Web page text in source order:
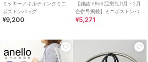
ミッキー／キルティングミニ
ボストンバッグ
¥9,200
【雑誌InRed(宝島社)1月・2月
合併号掲載】ミニボストンバ
ッグ
¥5,271